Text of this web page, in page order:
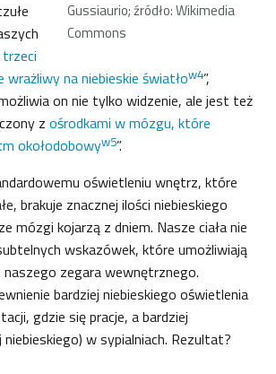
Gussiaurio; źródło: Wikimedia
Commons
trzeci
wrażliwy na niebieskie światłow4”,
on nie tylko widzenie, ale jest też
z ośrodkami w mózgu, które
okołodobowyw5”.
oświetleniu wnętrz, które
brakuje znacznej ilości niebieskiego
mózgi kojarzą z dniem. Nasze ciała nie
wskazówek, które umożliwiają
naszego zegara wewnętrznego.
bardziej niebieskiego oświetlenia
gdzie się pracje, a bardziej
w sypialniach. Rezultat?